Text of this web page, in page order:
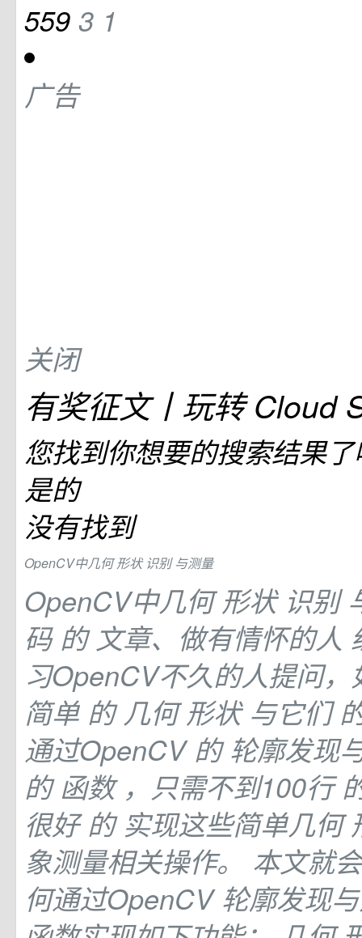
559 3 1
广告
关闭
有奖征文丨玩转 Cloud
您找到你想要的搜索结果
是的
没有找到
OpenCV中几何形状识别与测量
OpenCV中几何形状 识别
码 的文章、做有情怀的人
习OpenCV不久的人提问
简单 的几何形状 与它们
通过OpenCV 的轮廓发现
的函数 ，只需不到100行
很好的 实现这些简单几何
象测量相关操作。 本文就
何通过OpenCV 轮廓发现